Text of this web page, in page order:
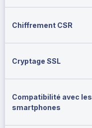
Chiffrement CSR
Cryptage SSL
Compatibilité avec les
smartphones